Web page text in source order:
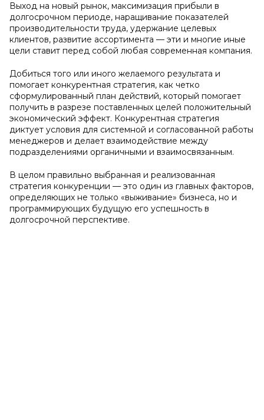
Выход на новый рынок, максимизация прибыли в
долгосрочном периоде, наращивание показателей
производительности труда, удержание целевых
клиентов, развитие ассортимента — эти и многие иные
цели ставит перед собой любая современная компания.
Добиться того или иного желаемого результата и
помогает конкурентная стратегия, как четко
сформулированный план действий, который помогает
получить в разрезе поставленных целей положительный
экономический эффект. Конкурентная стратегия
диктует условия для системной и согласованной работы
менеджеров и делает взаимодействие между
подразделениями органичными и взаимосвязанным.
В целом правильно выбранная и реализованная
стратегия конкуренции — это один из главных факторов,
определяющих не только «выживание» бизнеса, но и
программирующих будущую его успешность в
долгосрочной перспективе.